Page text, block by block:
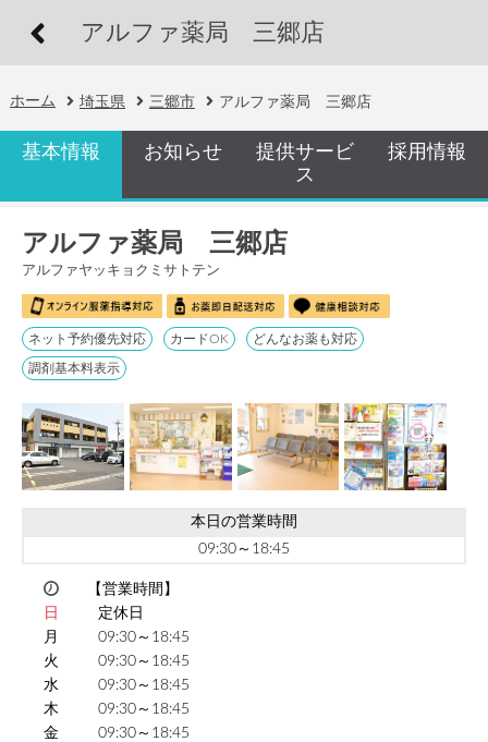
アルファ薬局 三郷店
ホーム 埼玉県 三郷市 アルファ薬局 三郷店
基本情報 お知らせ
提供サービ
ス
採用情報
アルファ薬局 三郷店
アルファヤッキョクミサトテン
ネット予約優先対応 カードOK どんなお薬も対応
調剤基本料表示
本日の営業時間
09:30～18:45
【営業時間】
日
定休日
月
09:30～18:45
火
09:30～18:45
水
09:30～18:45
木
09:30～18:45
金
09:30～18:45